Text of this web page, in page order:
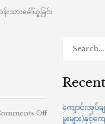
ားခေါ်ယူခြင်း
Offon
ကျောင်းအုပ်
မှူးများ)နှင့်